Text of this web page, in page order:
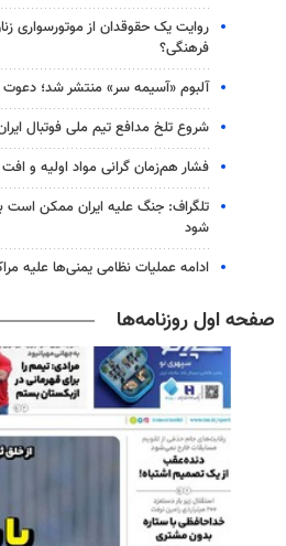
روایت یک حقوقدان از موتورسواری
فرهنگی؟
آلبوم «آسیمه سر» منتشر شد؛
شروع تلخ مدافع تیم ملی فوتبال
فشار هم‌زمان گرانی مواد اولیه و افت
تلگراف: جنگ علیه ایران ممکن است
شود
ادامه عملیات نظامی یمنی‌ها علیه
صفحه اول روزنامه‌ها